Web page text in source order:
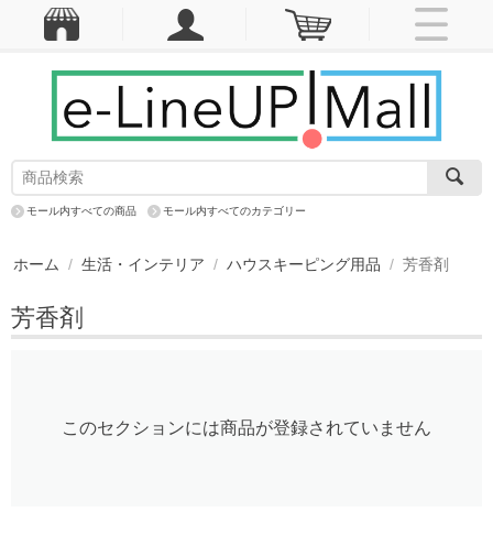
モール内すべての商品 モール内すべてのカテゴリー
ホーム / 生活・インテリア / ハウスキーピング用品 / 芳香剤
芳香剤
このセクションには商品が登録されていません